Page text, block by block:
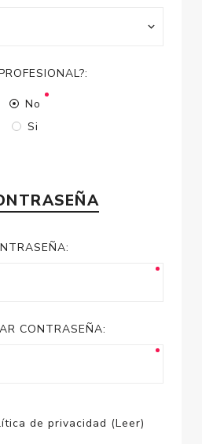
No
Si
CONTRASEÑA:
de privacidad (Leer)